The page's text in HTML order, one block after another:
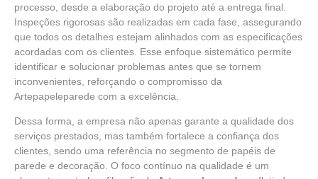
processo, desde a elaboração do projeto até a entrega final.
Inspeções rigorosas são realizadas em cada fase, assegurando
que todos os detalhes estejam alinhados com as especificações
acordadas com os clientes. Esse enfoque sistemático permite
identificar e solucionar problemas antes que se tornem
inconvenientes, reforçando o compromisso da
Artepapeleparede com a excelência.
Dessa forma, a empresa não apenas garante a qualidade dos
serviços prestados, mas também fortalece a confiança dos
clientes, sendo uma referência no segmento de papéis de
parede e decoração. O foco contínuo na qualidade é um